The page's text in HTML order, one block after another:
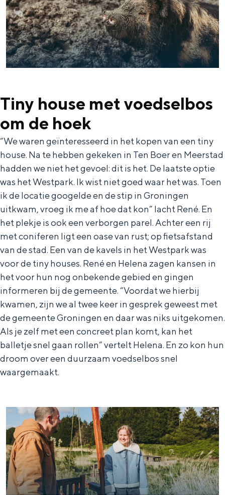
Eten & drinken
Winkelen
Overnachten
Met kinderen
REISIDEEËN
Een week in Stad en Ommeland
Een dag op pad in Groningen stad
Dagtripjes zonder auto
De rijkdom van Groningen is haar
van tijd sta je vanuit de stad aan de
Waddenzee, midden in het groen of bij
een schattig wierdedorp.
Lunchen in de stad
e
l
e
nl
l
Nederlands
EnglishenG
o
t
o
DeutschdeG
e
h
e
Tiny house met voedselbos
om de hoek
“We waren geïnteresseerd in het kopen van een tiny
house. Na te hebben gekeken in Ten Boer en Meerstad
hadden we niet het gevoel: dit is het. De laatste optie
was het Westpark. Ik wist niet goed waar het was. Toen
ik de locatie googelde en de stip in Groningen
uitkwam, vroeg ik me af hoe dat kon” lacht René. En
het plekje is ook een verborgen parel. Achter een rij
met coniferen ligt een oase van rust; op fietsafstand
van de stad. Een van de kavels in het Westpark was
voor de tiny houses. René en Helena zagen kansen in
het voor hun nog onbekende gebied en gingen
informeren bij de gemeente. “Voordat we hierbij
kwamen, zijn we al twee keer in gesprek geweest met
de gemeente Groningen en daar was niks uitgekomen.
Als je zelf met een concreet plan komt, kan het
balletje snel gaan rollen” vertelt Helena. En zo kon hun
droom over een duurzaam voedselbos snel
waargemaakt.